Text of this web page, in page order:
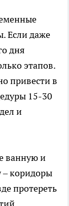
Если даже
дня
этапов.
привести в
15-30
и
ванную и
– коридоры
протереть